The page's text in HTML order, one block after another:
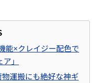
能×クレイジー配色で
」
運搬にも絶好な神ギ